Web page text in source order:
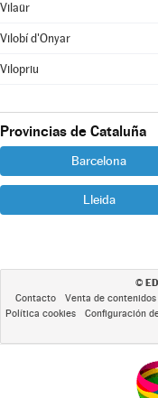
Vilaür
Vilobí d'Onyar
Vilopriu
Provincias de Cataluña
Barcelona
Lleida
©
Contacto Venta de contenidos
Política cookies
Configuración